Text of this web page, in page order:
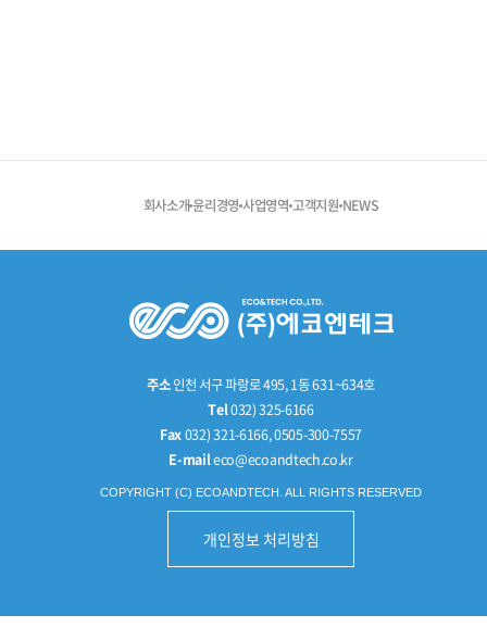
회사소개윤리경영사업영역 고객지원 NEWS
주소인천 서구 파랑로 495, 1동 631~634호
Tel032) 325-6166
Fax032) 321-6166, 0505-300-7557
E-maileco@ecoandtech.co.kr
COPYRIGHT (C) ECOANDTECH. ALL RIGHTS RESERVED
개인정보 처리방침